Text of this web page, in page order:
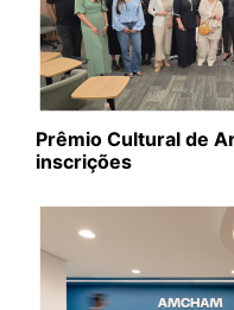
Prêmio Cultural de
inscrições